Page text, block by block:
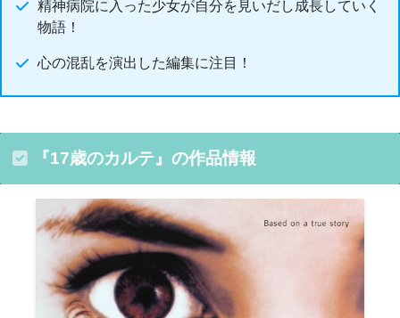
精神病院に入った少女が自分を見いだし成長していく
物語！
心の混乱を演出した編集に注目！
『17歳のカルテ』の作品情報